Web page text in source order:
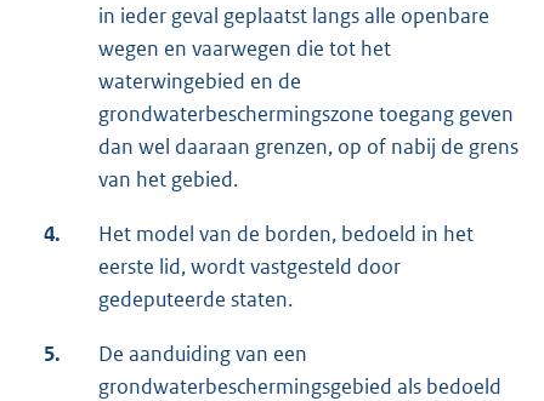
in ieder geval geplaatst langs alle openbare
wegen en vaarwegen die tot het
waterwingebied en de
grondwaterbeschermingszone toegang geven
dan wel daaraan grenzen, op of nabij de grens
van het gebied.
4.
Het model van de borden, bedoeld in het
eerste lid, wordt vastgesteld door
gedeputeerde staten.
5.
De aanduiding van een
grondwaterbeschermingsgebied als bedoeld